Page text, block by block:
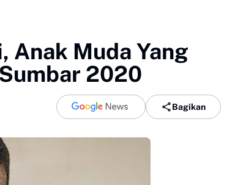
Anak Muda Yang
2020
Bagikan